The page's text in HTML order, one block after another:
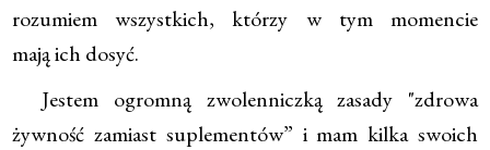
rozumiem wszystkich, którzy w tym momencie
mają ich dosyć.
Jestem ogromną zwolenniczką zasady "zdrowa
żywność zamiast suplementów” i mam kilka swoich